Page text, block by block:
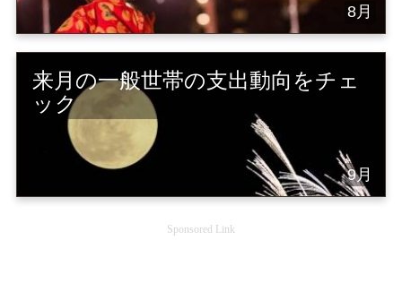
8月
来月の一般世帯の支出動向をチェ
ック
9月
Sponsored Link